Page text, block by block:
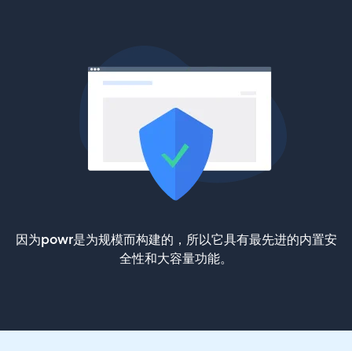
因为powr是为规模而构建的，所以它具有最先进的内置安
全性和大容量功能。